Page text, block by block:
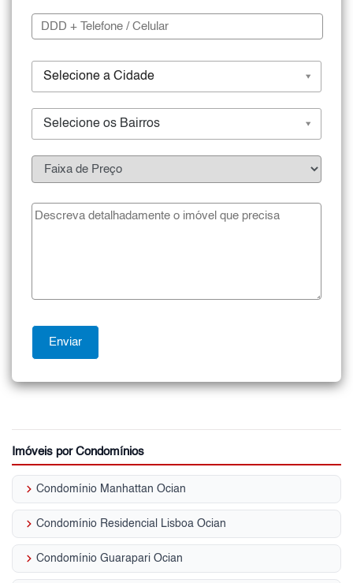
Selecione a Cidade
Selecione os Bairros
Imóveis por Condomínios
keyboard_arrow_right Condomínio Manhattan Ocian
keyboard_arrow_right Condomínio Residencial Lisboa Ocian
keyboard_arrow_right Condomínio Guarapari Ocian